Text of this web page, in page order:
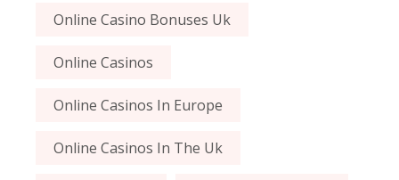
Online Casino Bonuses Uk
Online Casinos
Online Casinos In Europe
Online Casinos In The Uk